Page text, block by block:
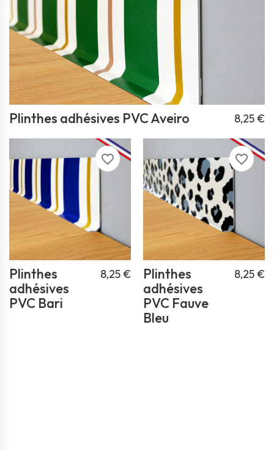
Plinthes adhésives PVC Aveiro 8,25 €
favorite_border
Plinthes
adhésives
PVC Bari
8,25 €
favorite_border
Plinthes
adhésives
PVC Fauve
Bleu
8,25 €